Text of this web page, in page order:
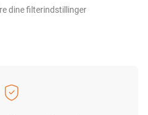
dine filterindstillinger